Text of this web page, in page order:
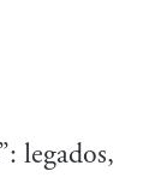
legados,